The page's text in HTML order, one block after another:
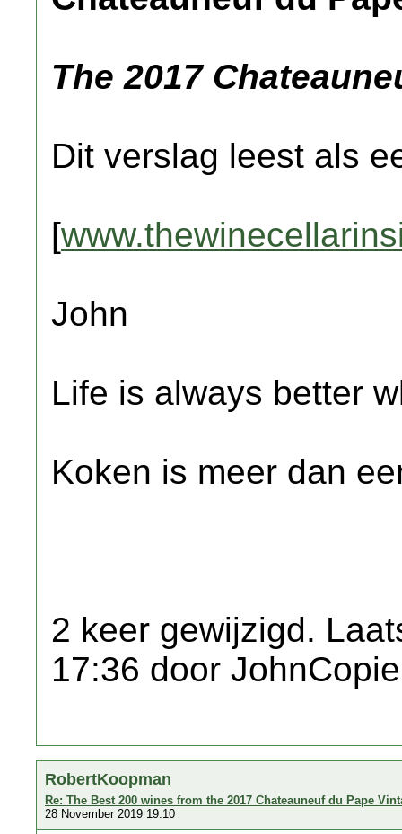
The 2017
Dit verslag leest als
[
John
Life is always better
Koken is meer dan
2 keer gewijzigd.
17:36 door
RobertKoopman
Re: The Best 200 wines from the 2017 Chateauneuf du Pape
28 November 2019 19:10